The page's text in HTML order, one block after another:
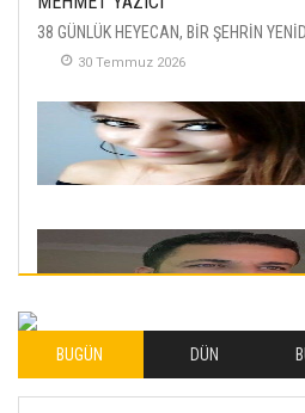
38 GÜNLÜK HEYECAN, BİR ŞEHRİN
30 Temmuz 2026
BUGÜN DÜN